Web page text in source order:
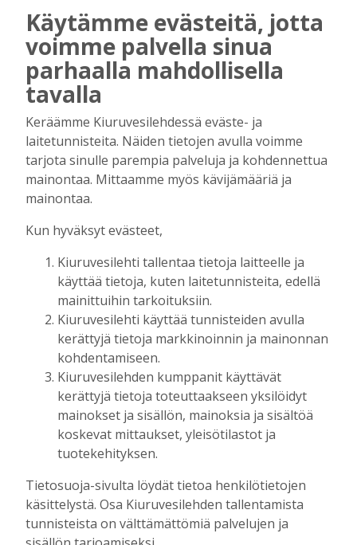
Eurooppa Digipaketti ja paperilehti
12 kk kestotilaus 225.00 €
ole ollut digitilausta voimassa edellisten 14
kuukauden aikana.
Tilausten sisältö
DigitilaussisältääKiuruvesilehti.fi
uutisvirran, uudet näköislehdet,
näköislehtien arkiston ja tulevaisuudessa
sähköpostiin lähetettävän uutiskirjeen.
Digitilaukseen kuuluva Kiuruvesi-lehden
näköislehtijulkaistaan tiistai-iltaisin klo 20
osoitteessa kiuruvesilehti.fi/nakoislehti.
Paperilehtitilaussisältää joka viikko
(paitsi vko 52) ilmestyvän paperilehden
julkaisemat erikois- ja liitelehdet.
Jos sinulla on kysymyksiä kansainvälisistä
Käytämme evästeitä, jotta
voimme palvella sinua
parhaalla mahdollisella
tavalla
Keräämme Kiuruvesilehdessä eväste- ja
laitetunnisteita. Näiden tietojen avulla voimme
tarjota sinulle parempia palveluja ja kohdennettua
mainontaa. Mittaamme myös kävijämääriä ja
mainontaa.
Kun hyväksyt evästeet,
Kiuruvesilehti tallentaa tietoja laitteelle ja
käyttää tietoja, kuten laitetunnisteita, edellä
mainittuihin tarkoituksiin.
Kiuruvesilehti käyttää tunnisteiden avulla
kerättyjä tietoja markkinoinnin ja mainonnan
kohdentamiseen.
Kiuruvesilehden kumppanit käyttävät
kerättyjä tietoja toteuttaakseen yksilöidyt
mainokset ja sisällön, mainoksia ja sisältöä
koskevat mittaukset, yleisötilastot ja
tuotekehityksen.
Tietosuoja-sivulta löydät tietoa henkilötietojen
käsittelystä. Osa Kiuruvesilehden tallentamista
tunnisteista on välttämättömiä palvelujen ja